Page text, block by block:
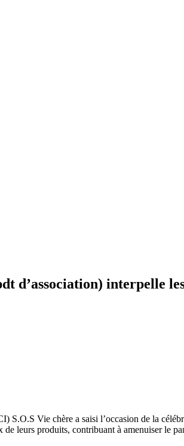
d’association) interpelle
Vie chère a saisi l’occasion de la
leurs produits, contribuant à amenuiser le